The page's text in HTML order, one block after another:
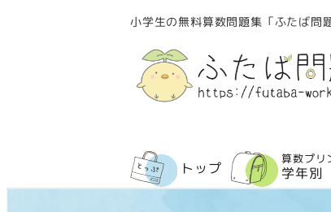
へ
小学生の無料算数問題集「ふたば問
トップ
算数プリ
学年別